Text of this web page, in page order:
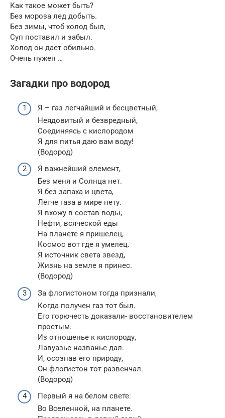
Как такое может быть?
Без мороза лед добыть.
Без зимы, чтоб холод был,
Суп поставил и забыл.
Холод он дает обильно.
Очень нужен …
Загадки про водород
Я – газ легчайший и бесцветный,
Неядовитый и безвредный,
Соединяясь с кислородом
Я для питья даю вам воду!
(Водород)
Я важнейший элемент,
Без меня и Солнца нет.
Я без запаха и цвета,
Легче газа в мире нету.
Я вхожу в состав воды,
Нефти, всяческой еды
На планете я пришелец,
Космос вот где я умелец.
Я источник света звезд,
Жизнь на земле я принес.
(Водород)
За флогистоном тогда признали,
Когда получен газ тот был.
Его горючесть доказали- восстановителем
простым.
Из отношенье к кислороду,
Лавуазье названье дал.
И, осознав его природу,
Он флогистон тот развенчал.
(Водород)
Первый я на белом свете:
Во Вселенной, на планете.